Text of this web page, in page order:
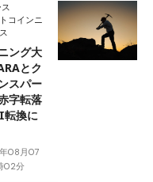
コインニ
ング大
とク
スパー
字転落
換に
08月07
02分